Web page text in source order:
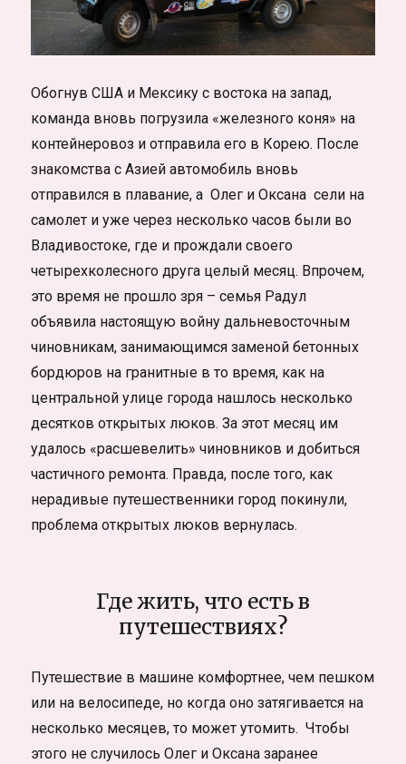
Обогнув США и Мексику с востока на запад,
команда вновь погрузила «железного коня» на
контейнеровоз и отправила его в Корею. После
знакомства с Азией автомобиль вновь
отправился в плавание, а Олег и Оксана сели на
самолет и уже через несколько часов были во
Владивостоке, где и прождали своего
четырехколесного друга целый месяц. Впрочем,
это время не прошло зря – семья Радул
объявила настоящую войну дальневосточным
чиновникам, занимающимся заменой бетонных
бордюров на гранитные в то время, как на
центральной улице города нашлось несколько
десятков открытых люков. За этот месяц им
удалось «расшевелить» чиновников и добиться
частичного ремонта. Правда, после того, как
нерадивые путешественники город покинули,
проблема открытых люков вернулась.
Где жить, что есть в
путешествиях?
Путешествие в машине комфортнее, чем пешком
или на велосипеде, но когда оно затягивается на
несколько месяцев, то может утомить. Чтобы
этого не случилось Олег и Оксана заранее